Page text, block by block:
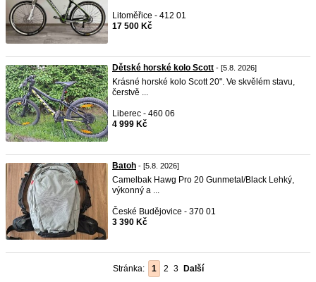
Litoměřice - 412 01
17 500 Kč
Dětské horské kolo Scott - [5.8. 2026]
Krásné horské kolo Scott 20". Ve skvělém stavu,
čerstvě ...
Liberec - 460 06
4 999 Kč
Batoh - [5.8. 2026]
Camelbak Hawg Pro 20 Gunmetal/Black Lehký,
výkonný a ...
České Budějovice - 370 01
3 390 Kč
Stránka: 1 2 3 Další